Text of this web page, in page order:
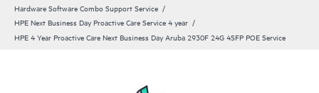
Hardware Software Combo Support Service
HPE Next Business Day Proactive Care Service 4 year
HPE 4 Year Proactive Care Next Business Day Aruba 2930F 24G 4SFP POE Service